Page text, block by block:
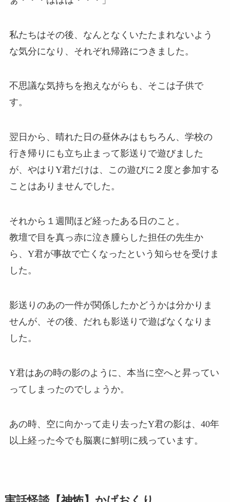
私たちはその後、なんとなくいたたまれないよう
な気分になり、それぞれ帰路につきました。
不思議な気持ちを抱えながらも、そこは子供で
す。
翌日から、晴れた日の昼休みはもちろん、学校の
行き帰りにも立ち止まって影送りで遊びました
が、やはりY君だけは、この遊びに２度と参加する
ことはありませんでした。
それから１週間ほど経ったある日のこと。
教壇で目を真っ赤に泣き腫らした担任の先生か
ら、Y君が事故で亡くなったという知らせを受けま
した。
影送りのあの一件が関係したかどうかは分かりま
せんが、その後、だれも影送りで遊ばなくなりま
した。
Y君はあの時の影のように、本当に空へと昇ってい
ってしまったのでしょうか。
あの時、空に向かって走り去ったY君の影は、40年
以上経った今でも脳裏に鮮明に残っています。